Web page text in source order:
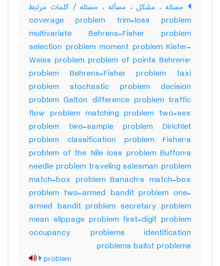
مسئله ، مشکل ، مسأله ، مسئله / کلمات مرتبط
coverage problem trim-loss problem
multivariate Behrens-Fisher problem
selection problem moment problem Kiefer-
Weiss problem problem of points Behrens'
problem Behrens-Fisher problem taxi
problem stochastic problem decision
problem Galton difference problem traffic
flow problem matching problem two-sex
problem two-sample problem Dirichlet
problem classification problem Fisher's
problem of the Nile loss problem Buffon's
needle problem traveling salesman problem
match-box problem Banach's match-box
problem two-armed bandit problem one-
armed bandit problem secretary problem
mean slippage problem first-digit problem
occupancy problems identification
problems ballot problems
problem